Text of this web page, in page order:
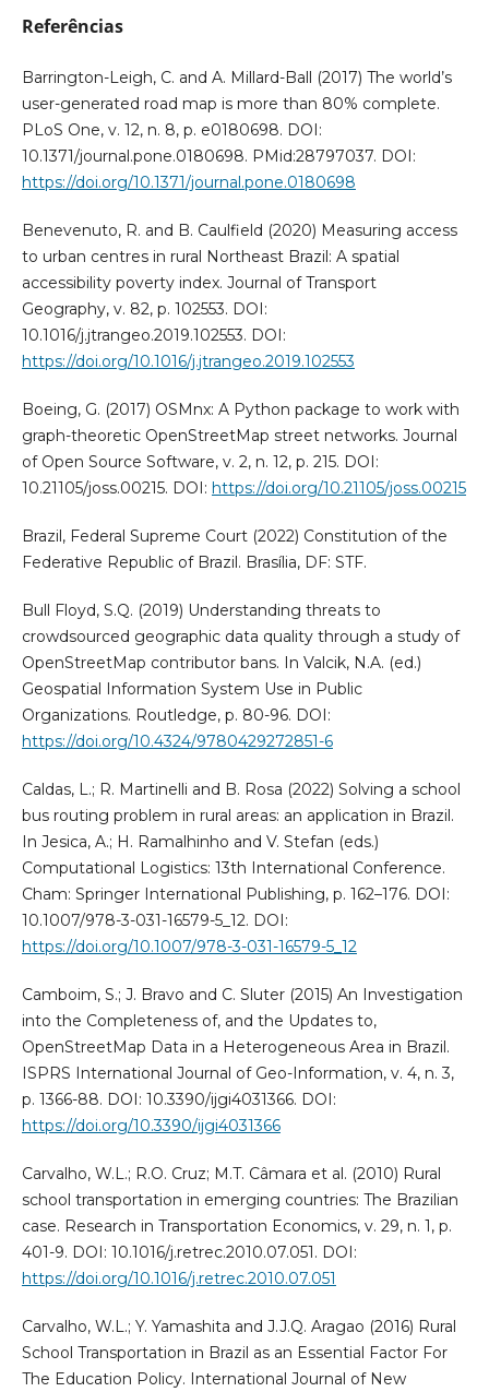
Referências
Barrington-Leigh, C. and A. Millard-Ball (2017) The world’s
user-generated road map is more than 80% complete.
PLoS One, v. 12, n. 8, p. e0180698. DOI:
10.1371/journal.pone.0180698. PMid:28797037. DOI:
https://doi.org/10.1371/journal.pone.0180698
Benevenuto, R. and B. Caulfield (2020) Measuring access
to urban centres in rural Northeast Brazil: A spatial
accessibility poverty index. Journal of Transport
Geography, v. 82, p. 102553. DOI:
10.1016/j.jtrangeo.2019.102553. DOI:
https://doi.org/10.1016/j.jtrangeo.2019.102553
Boeing, G. (2017) OSMnx: A Python package to work with
graph-theoretic OpenStreetMap street networks. Journal
of Open Source Software, v. 2, n. 12, p. 215. DOI:
10.21105/joss.00215. DOI: https://doi.org/10.21105/joss.00215
Brazil, Federal Supreme Court (2022) Constitution of the
Federative Republic of Brazil. Brasília, DF: STF.
Bull Floyd, S.Q. (2019) Understanding threats to
crowdsourced geographic data quality through a study of
OpenStreetMap contributor bans. In Valcik, N.A. (ed.)
Geospatial Information System Use in Public
Organizations. Routledge, p. 80-96. DOI:
https://doi.org/10.4324/9780429272851-6
Caldas, L.; R. Martinelli and B. Rosa (2022) Solving a school
bus routing problem in rural areas: an application in Brazil.
In Jesica, A.; H. Ramalhinho and V. Stefan (eds.)
Computational Logistics: 13th International Conference.
Cham: Springer International Publishing, p. 162–176. DOI:
10.1007/978-3-031-16579-5_12. DOI:
https://doi.org/10.1007/978-3-031-16579-5_12
Camboim, S.; J. Bravo and C. Sluter (2015) An Investigation
into the Completeness of, and the Updates to,
OpenStreetMap Data in a Heterogeneous Area in Brazil.
ISPRS International Journal of Geo-Information, v. 4, n. 3,
p. 1366-88. DOI: 10.3390/ijgi4031366. DOI:
https://doi.org/10.3390/ijgi4031366
Carvalho, W.L.; R.O. Cruz; M.T. Câmara et al. (2010) Rural
school transportation in emerging countries: The Brazilian
case. Research in Transportation Economics, v. 29, n. 1, p.
401-9. DOI: 10.1016/j.retrec.2010.07.051. DOI:
https://doi.org/10.1016/j.retrec.2010.07.051
Carvalho, W.L.; Y. Yamashita and J.J.Q. Aragao (2016) Rural
School Transportation in Brazil as an Essential Factor For
The Education Policy. International Journal of New